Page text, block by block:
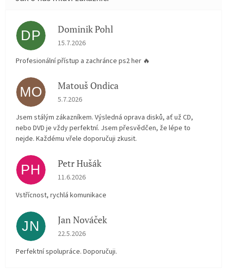
DP Dominik Pohl
Hodnocení obchodu je 5 z 5 hvězdiček.
15.7.2026
Profesionální přístup a zachránce ps2 her 🔥
MO Matouš Ondica
Hodnocení obchodu je 5 z 5 hvězdiček.
5.7.2026
Jsem stálým zákazníkem. Výsledná oprava disků, ať už CD,
nebo DVD je vždy perfektní. Jsem přesvědčen, že lépe to
nejde. Každému vřele doporučuji zkusit.
PH Petr Hušák
Hodnocení obchodu je 5 z 5 hvězdiček.
11.6.2026
Vstřícnost, rychlá komunikace
JN Jan Nováček
Hodnocení obchodu je 5 z 5 hvězdiček.
22.5.2026
Perfektní spolupráce. Doporučuji.